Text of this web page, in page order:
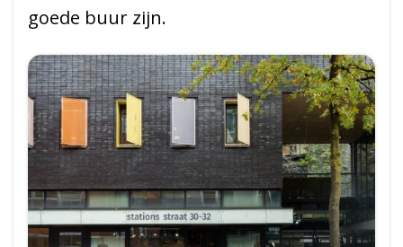
goede buur zijn.